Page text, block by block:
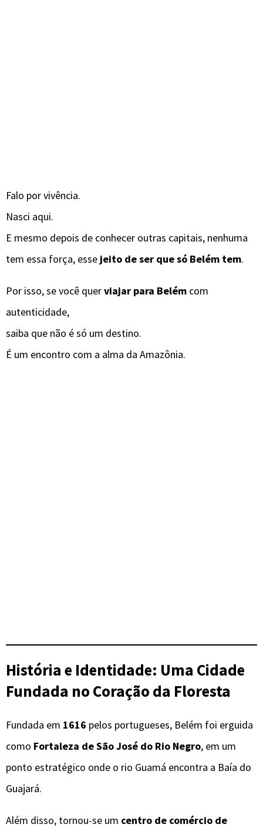
Falo por vivência.
Nasci aqui.
E mesmo depois de conhecer outras capitais, nenhuma
tem essa força, esse jeito de ser que só Belém tem.
Por isso, se você querviajar para Belém com
autenticidade,
saiba que não é só um destino.
É um encontro com a alma da Amazônia.
História e Identidade: Uma Cidade
Fundada no Coração da Floresta
Fundada em 1616 pelos portugueses, Belém foi erguida
como Fortaleza de São José do Rio Negro, em um
ponto estratégico onde o rio Guamá encontra a Baía do
Guajará.
Além disso, tornou-se um centro de comércio de